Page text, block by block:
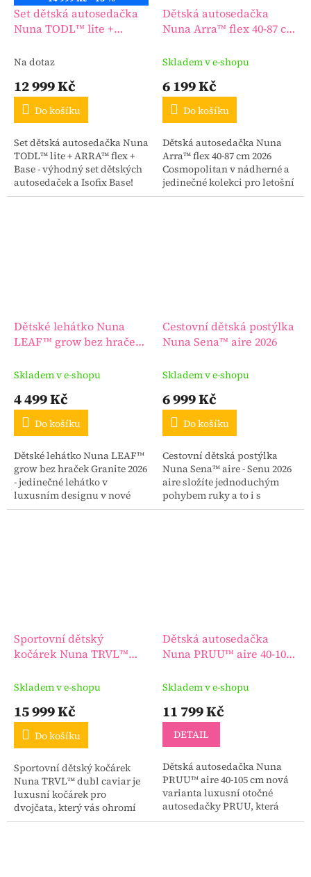
Set dětská autosedačka
Nuna TODL™ lite +
Na dotaz
12 999 Kč
Do košíku
Set dětská autosedačka Nuna
TODL™ lite + ARRA™ flex +
Base - výhodný set dětských
autosedaček a Isofix Base!
Akční cena platí pouze na
Dětská autosedačka
Nuna Arra™ flex 40-87 cm
Skladem v e-shopu
6 199 Kč
Do košíku
Dětská autosedačka Nuna
Arra™ flex 40-87 cm 2026
Cosmopolitan v nádherné a
jedinečné kolekci pro letošní
sezónu.
Dětské lehátko Nuna
LEAF™ grow bez hraček
Skladem v e-shopu
4 499 Kč
Do košíku
Dětské lehátko Nuna LEAF™
grow bez hraček Granite 2026
- jedinečné lehátko v
luxusním designu v nové
kolekci této sezóny. Dětské
Cestovní dětská postýlka
Nuna Sena™ aire 2026
Skladem v e-shopu
6 999 Kč
Do košíku
Cestovní dětská postýlka
Nuna Sena™ aire - Senu 2026
aire složíte jednoduchým
pohybem ruky a to i s
nasazeným závěsným
Sportovní dětský
kočárek Nuna TRVL™
Skladem v e-shopu
15 999 Kč
Do košíku
Sportovní dětský kočárek
Nuna TRVL™ dubl caviar je
luxusní kočárek pro
dvojčata, který vás ohromí
svou úžasně nízkou
Dětská autosedačka
Nuna PRUU™ aire 40-105
Skladem v e-shopu
11 799 Kč
DETAIL
Dětská autosedačka Nuna
PRUU™ aire 40-105 cm nová
varianta luxusní otočné
autosedačky PRUU, která
nabízí síťované prodyšné